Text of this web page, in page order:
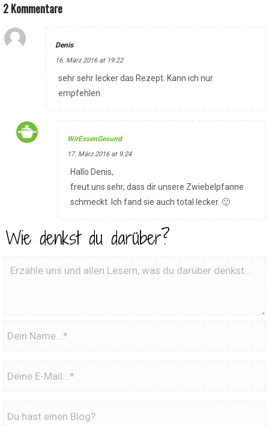
2 Kommentare
Denis
16. März 2016 at 19:22
sehr sehr lecker das Rezept. Kann ich nur
empfehlen.
WirEssenGesund
17. März 2016 at 9:24
Hallo Denis,
freut uns sehr, dass dir unsere Zwiebelpfanne
schmeckt. Ich fand sie auch total lecker. 🙂
Wie denkst du darüber?